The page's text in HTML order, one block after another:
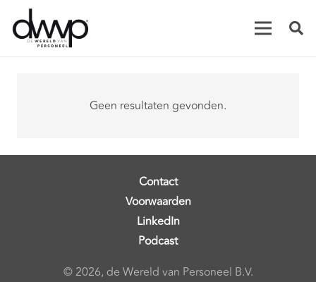
Geen resultaten gevonden.
Contact
Voorwaarden
LinkedIn
Podcast
© 2026, de Wereld van Personeel B.V.